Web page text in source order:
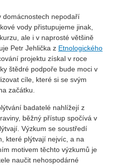
domácnostech nepodaří
vody přistupujeme jinak,
ale i v naprosté většině
Petr Jehlička z Etnologického
projektu získal v roce
štědré podpoře bude moci v
cíle, které si se svým
začátku.
badatelé nahlížejí z
běžný přístup spočívá v
Výzkum se soustředí
které plýtvají nejvíc, a na
motivem těchto výzkumů je
naučit nehospodárné